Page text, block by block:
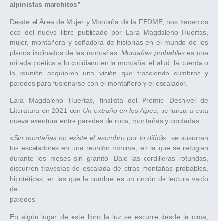
alpinistas marchitos”
Desde el Área de Mujer y Montaña de la FEDME, nos hacemos
eco del nuevo libro publicado por Lara Magdaleno Huertas,
mujer, montañera y soñadora de historias en el mundo de los
planos inclinados de las montañas.Montañas probableses una
mirada poética a lo cotidiano en la montaña: el alud, la cuerda o
la reunión adquieren una visión que trasciende cumbres y
paredes para fusionarse con el montañero y el escalador.
Lara Magdaleno Huertas, finalista del Premio Desnivel de
Literatura en 2021 con Un extraño en los Alpes , se lanza a esta
nueva aventura entre paredes de roca, montañas y cordadas.
«Sin montañas no existe el asombro por lo difícil», se susurran
los escaladores en una reunión mínima, en la que se refugian
durante los meses sin granito. Bajo las cordilleras rotundas,
discurren travesías de escalada de otras montañas probables,
hipotéticas, en las que la cumbre es un rincón de lectura vacío
de
paredes.
En algún lugar de este libro la luz se escurre desde la cima,